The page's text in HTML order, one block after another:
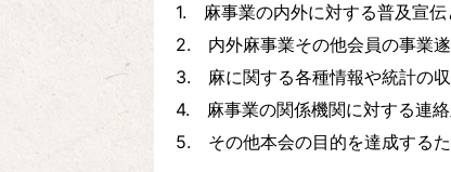
1. 麻事業の内外に対する普及宣伝
2. 内外麻事業その他会員の事業
3. 麻に関する各種情報や統計の
4. 麻事業の関係機関に対する連
5. その他本会の目的を達成する